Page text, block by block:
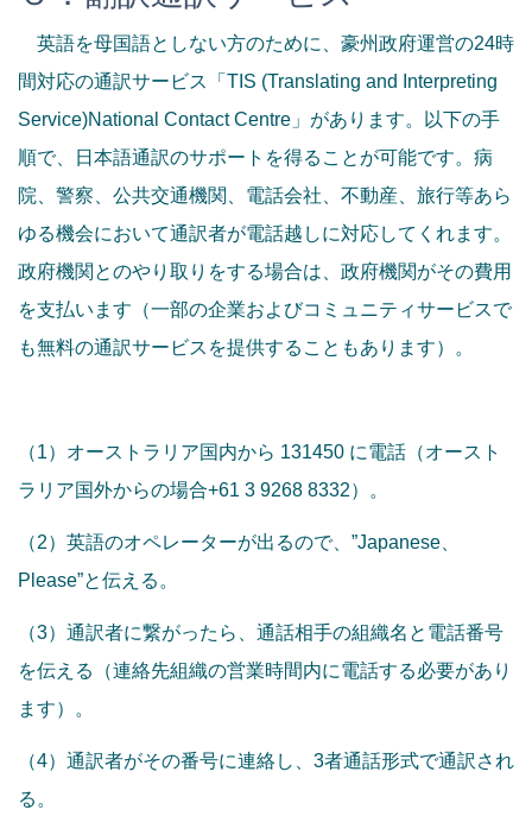
英語を母国語としない方のために、豪州政府運営の24時
間対応の通訳サービス「TIS (Translating and Interpreting
Service)National Contact Centre」があります。以下の手
順で、日本語通訳のサポートを得ることが可能です。病
院、警察、公共交通機関、電話会社、不動産、旅行等あら
ゆる機会において通訳者が電話越しに対応してくれます。
政府機関とのやり取りをする場合は、政府機関がその費用
を支払います（一部の企業およびコミュニティサービスで
も無料の通訳サービスを提供することもあります）。
（1）オーストラリア国内から 131450 に電話（オースト
ラリア国外からの場合+61 3 9268 8332）。
（2）英語のオペレーターが出るので、”Japanese、
Please”と伝える。
（3）通訳者に繋がったら、通話相手の組織名と電話番号
を伝える（連絡先組織の営業時間内に電話する必要があり
ます）。
（4）通訳者がその番号に連絡し、3者通話形式で通訳され
る。